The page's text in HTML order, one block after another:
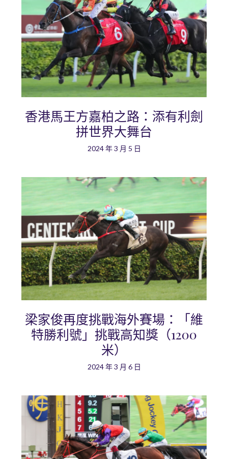
香港馬王方嘉柏之路：添有利劍
拼世界大舞台
2024 年 3 月 5 日
梁家俊再度挑戰海外賽場：「維
特勝利號」挑戰高知獎（1200
米）
2024 年 3 月 6 日